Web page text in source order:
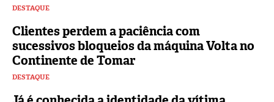
DESTAQUE
Clientes perdem a paciência com
sucessivos bloqueios da máquina Volta no
Continente de Tomar
DESTAQUE